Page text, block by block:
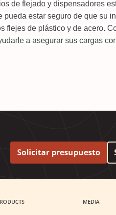
de flejado y dispensadores
estar seguro de que su
de plástico y de acero.
a asegurar sus cargas
Solicitar presupuesto
MEDIA